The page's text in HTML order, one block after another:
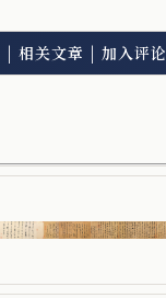
| 相关文章 | 加入评论